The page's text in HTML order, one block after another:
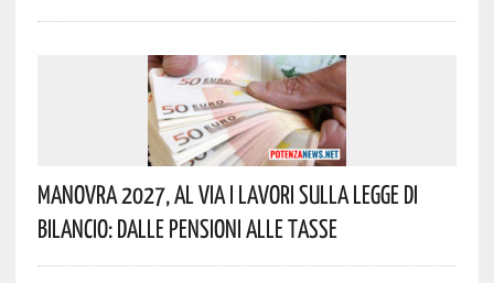
Manovra 2027, Al Via I Lavori Sulla Legge Di
Bilancio: Dalle Pensioni Alle Tasse